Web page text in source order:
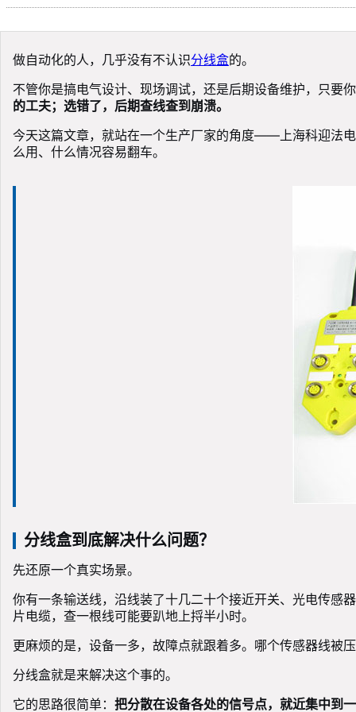
做自动化的人，几乎没有不认识分线盒的。
不管你是搞电气设计、现场调试，还是后期设备维护，只要
的工夫；选错了，后期查线查到崩溃。
今天这篇文章，就站在一个生产厂家的角度——上海科迎法
么用、什么情况容易翻车。
分线盒到底解决什么问题？
先还原一个真实场景。
你有一条输送线，沿线装了十几二十个接近开关、光电传感
片电缆，查一根线可能要趴地上捋半小时。
更麻烦的是，设备一多，故障点就跟着多。哪个传感器线被
分线盒就是来解决这个事的。
它的思路很简单： 把分散在设备各处的信号点，就近集中到